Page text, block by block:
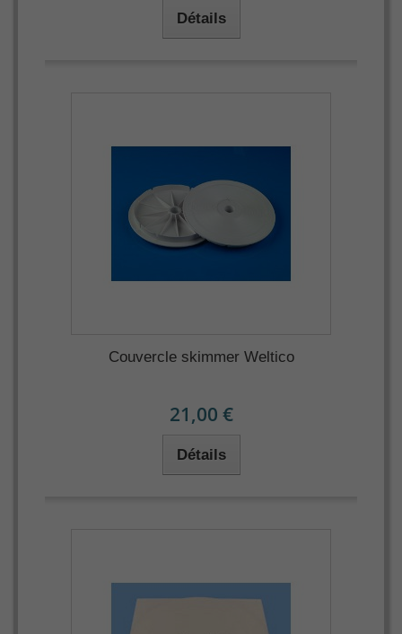
Détails
Couvercle skimmer Weltico
21,00 €
Détails